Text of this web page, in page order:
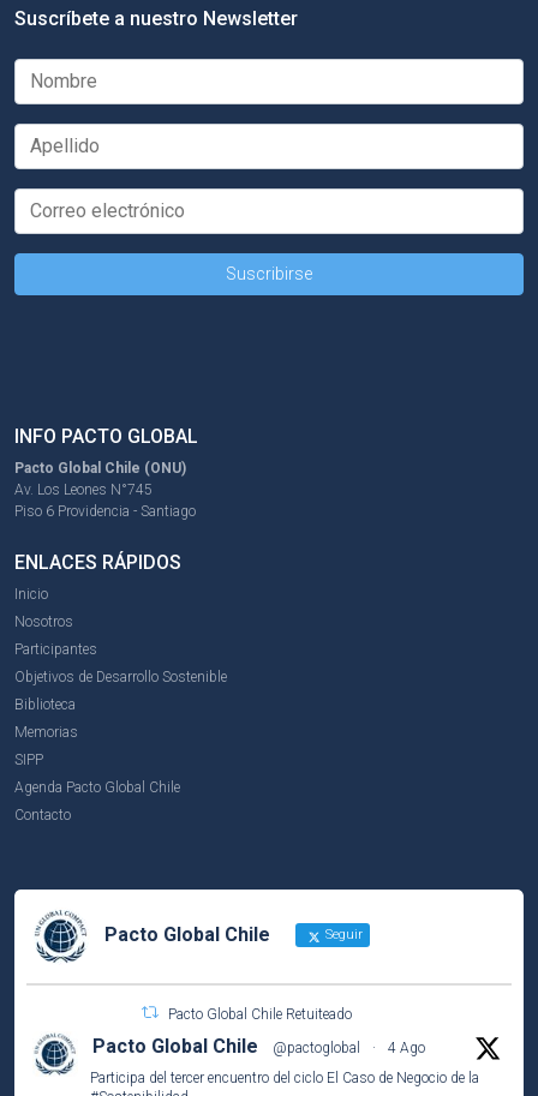
Suscríbete a nuestro Newsletter
INFO PACTO GLOBAL
Pacto Global Chile (ONU)
Av. Los Leones N°745
Piso 6 Providencia - Santiago
ENLACES RÁPIDOS
Inicio
Nosotros
Participantes
Objetivos de Desarrollo Sostenible
Biblioteca
Memorias
SIPP
Agenda Pacto Global Chile
Contacto
Pacto Global Chile Seguir
Pacto Global Chile Retuiteado
Pacto Global Chile @pactoglobal ·
4 Ago
Participa del tercer encuentro del ciclo El Caso de Negocio de la